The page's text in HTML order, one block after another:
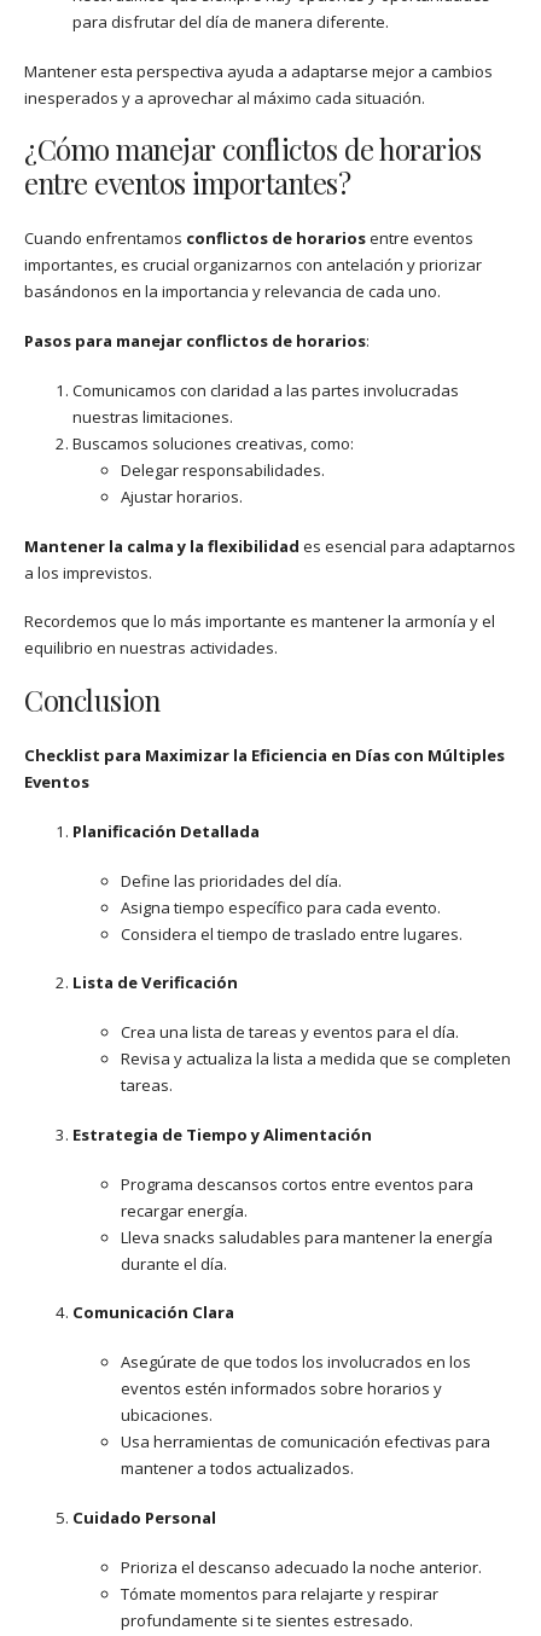
para disfrutar del día de manera diferente.
Mantener esta perspectiva ayuda a adaptarse mejor a cambios
inesperados y a aprovechar al máximo cada situación.
¿Cómo manejar conflictos de horarios
entre eventos importantes?
Cuando enfrentamos conflictos de horariosentre eventos
importantes, es crucial organizarnos con antelación y priorizar
basándonos en la importancia y relevancia de cada uno.
Pasos para manejar conflictos de horarios:
Comunicamos con claridad a las partes involucradas
nuestras limitaciones.
Buscamos soluciones creativas, como:
Delegar responsabilidades.
Ajustar horarios.
Mantener la calma y la flexibilidad es esencial para adaptarnos
a los imprevistos.
Recordemos que lo más importante es mantener la armonía y el
equilibrio en nuestras actividades.
Conclusion
Checklist para Maximizar la Eficiencia en Días con Múltiples
Eventos
Planificación Detallada
Define las prioridades del día.
Asigna tiempo específico para cada evento.
Considera el tiempo de traslado entre lugares.
Lista de Verificación
Crea una lista de tareas y eventos para el día.
Revisa y actualiza la lista a medida que se completen
tareas.
Estrategia de Tiempo y Alimentación
Programa descansos cortos entre eventos para
recargar energía.
Lleva snacks saludables para mantener la energía
durante el día.
Comunicación Clara
Asegúrate de que todos los involucrados en los
eventos estén informados sobre horarios y
ubicaciones.
Usa herramientas de comunicación efectivas para
mantener a todos actualizados.
Cuidado Personal
Prioriza el descanso adecuado la noche anterior.
Tómate momentos para relajarte y respirar
profundamente si te sientes estresado.